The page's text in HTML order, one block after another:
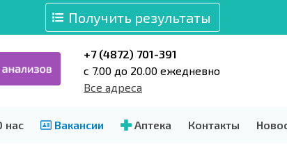
Получить результаты
+7 (4872) 701-391
c 7.00 до 20.00 ежедневно
Все адреса
нас Вакансии Аптека Контакты